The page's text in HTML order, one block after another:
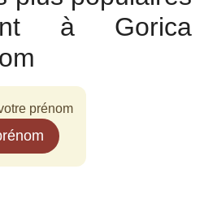
à Gorica
prénom